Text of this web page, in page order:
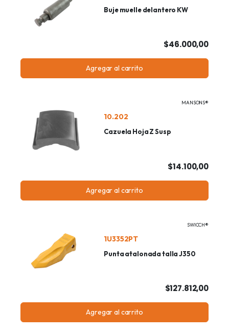
Buje muelle delantero KW
$46.000,00
Agregar al carrito
MANSONS®
10.202
Cazuela Hoja Z Susp
$14.100,00
Agregar al carrito
SWICCH®
1U3352PT
Punta atalonada talla J350
$127.812,00
Agregar al carrito